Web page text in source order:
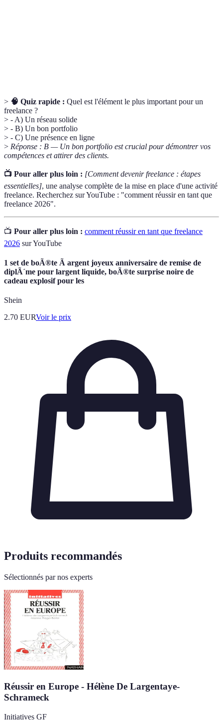
> 🧠 Quiz rapide : Quel est l'élément le plus important pour un
freelance ?
> - A) Un réseau solide
> - B) Un bon portfolio
> - C) Une présence en ligne
> Réponse : B — Un bon portfolio est crucial pour démontrer vos
compétences et attirer des clients.
📺 Pour aller plus loin : [Comment devenir freelance : étapes
essentielles], une analyse complète de la mise en place d'une activité
freelance. Recherchez sur YouTube : "comment réussir en tant que
freelance 2026".
📺 Pour aller plus loin : comment réussir en tant que freelance
2026 sur YouTube
1 set de boÃ®te Ã argent joyeux anniversaire de remise de
diplÃ´me pour largent liquide, boÃ®te surprise noire de
cadeau explosif pour les
Shein
2.70 EURVoir le prix
Produits recommandés
Sélectionnés par nos experts
Réussir en Europe - Hélène De Largentaye-
Schrameck
Initiatives GF